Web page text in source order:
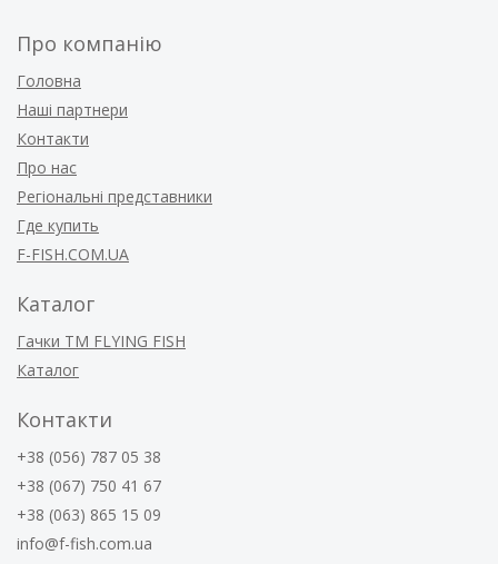
Про компанію
Головна
Наші партнери
Контакти
Про нас
Регіональні представники
Где купить
F-FISH.COM.UA
Каталог
Гачки ТМ FLYING FISH
Каталог
Контакти
+38 (056) 787 05 38
+38 (067) 750 41 67
+38 (063) 865 15 09
info@f-fish.com.ua